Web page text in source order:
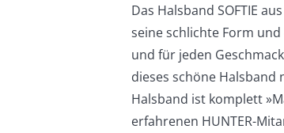
Das Halsband SOFTIE
seine schlichte Form
und für jeden
dieses schöne Halsband
Halsband ist komplett
erfahrenen HUNTER-